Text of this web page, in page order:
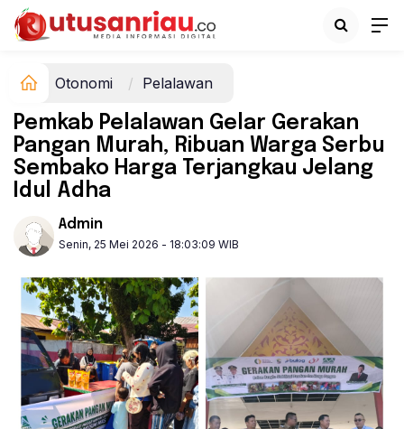
Otonomi Pelalawan
Pemkab Pelalawan Gelar Gerakan
Pangan Murah, Ribuan Warga Serbu
Sembako Harga Terjangkau Jelang
Idul Adha
Admin
Senin, 25 Mei 2026 - 18:03:09 WIB